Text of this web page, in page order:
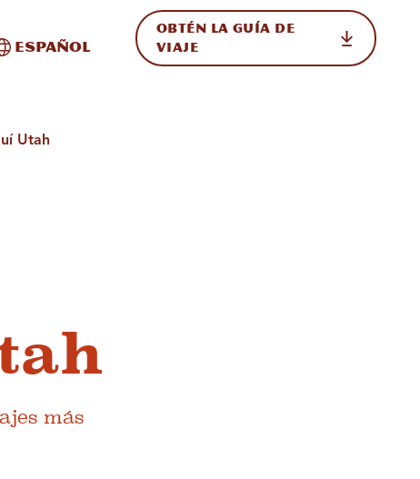
en el sitioInternacional
Español
OBTÉN LA GUÍA DE
VIAJE
Utah
más